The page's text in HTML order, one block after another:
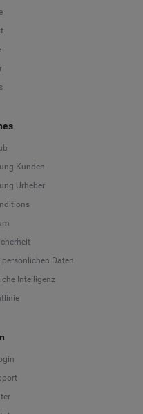
Kunden
Urheber
Daten
Intelligenz
Deutsch
English